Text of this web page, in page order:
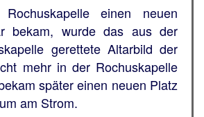
einen neuen
bekam, wurde das aus der
gerettete Altarbild der
mehr in der Rochuskapelle
später einen neuen Platz
am Strom.